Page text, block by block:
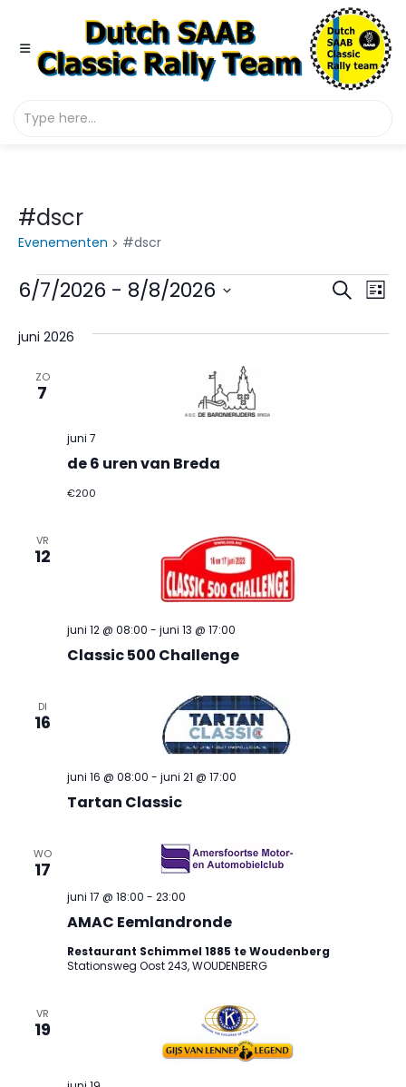
#dscr
Evenementen #dscr
Evenementen Zoeken
Lijst
6/7/2026 - 8/8/2026
een
juni 2026
ZO
7
de 6 uren van Breda
juni 7
€200
VR
12
Classic 500 Challenge
juni 12 @ 08:00 - juni 13 @ 17:00
DI
16
Tartan Classic
juni 16 @ 08:00 - juni 21 @ 17:00
WO
17
AMAC Eemlandronde
juni 17 @ 18:00 - 23:00
Restaurant Schimmel 1885 te Woudenberg
Stationsweg Oost 243, WOUDENBERG
VR
19